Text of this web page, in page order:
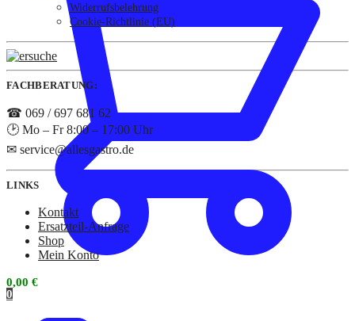
0
Widerrufsbelehrung
Cookie-Richtlinie (EU)
FACHBERATUNG:
☎ 069 / 697 681 62
🕑 Mo – Fr 8:00 – 17:00 Uhr
✉ service@allesgastro.de
LINKS
Kontakt
Ersatzteil-Anfrage
Shop
Mein Konto
0,00 €